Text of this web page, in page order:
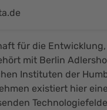
für die
mit Berlin
Instituten der
existiert hier